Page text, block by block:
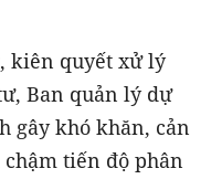
kiên quyết xử lý
Ban quản lý dự
gây khó khăn, cản
tiến độ phân